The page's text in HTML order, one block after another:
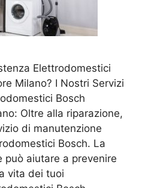
Elettrodomestici
Milano? I Nostri Servizi
Bosch
Oltre alla riparazione,
di manutenzione
Bosch. La
può aiutare a prevenire
vita dei tuoi